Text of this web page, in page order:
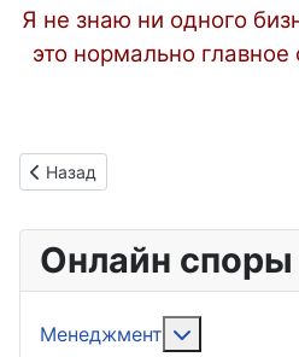
Я не знаю ни одного
это нормально
Предыдущий: Как охладить
Назад
Онлайн споры
Менеджмент